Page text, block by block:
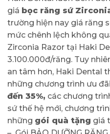
giá bọc răng sứ
trường hiện nay giá răng
mức chênh lệch không
Zirconia Razor tại Haki
3.100.000đ/răng. Tuy
an tâm hơn, Haki Dental
những chương trình ưu
đến 35%, các chương
sứ thế hệ mới, chương
những gói quà tặng giá